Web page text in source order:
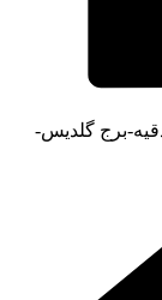
برج گلدیس-